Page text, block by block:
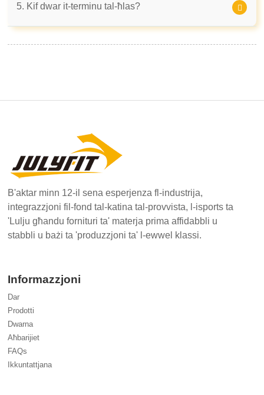
5. Kif dwar it-terminu tal-ħlas?
B'aktar minn 12-il sena esperjenza fl-industrija,
integrazzjoni fil-fond tal-katina tal-provvista, l-isports ta
'Lulju għandu fornituri ta' materja prima affidabbli u
stabbli u bażi ta 'produzzjoni ta' l-ewwel klassi.
Informazzjoni
Dar
Prodotti
Dwarna
Aħbarijiet
FAQs
Ikkuntattjana